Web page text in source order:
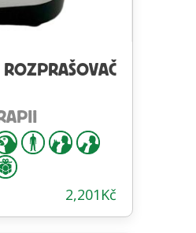
2,201 Kč